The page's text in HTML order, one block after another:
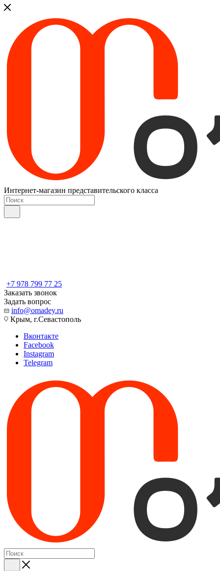
Интернет-магазин представительского класса
+7 978 799 77 25
Заказать звонок
Задать вопрос
info@omadey.ru
Крым, г.Севастополь
Вконтакте
Facebook
Instagram
Telegram